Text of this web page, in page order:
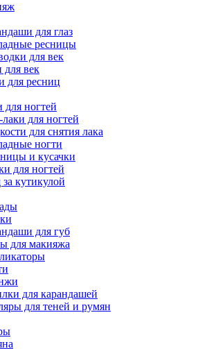
для глаз
ресницы
для век
для век
для ресниц
для ногтей
лаки для ногтей
для снятия лака
ногти
и кусачки
для ногтей
за кутикулой
для губ
для макияжа
для карандашей
для теней и румян